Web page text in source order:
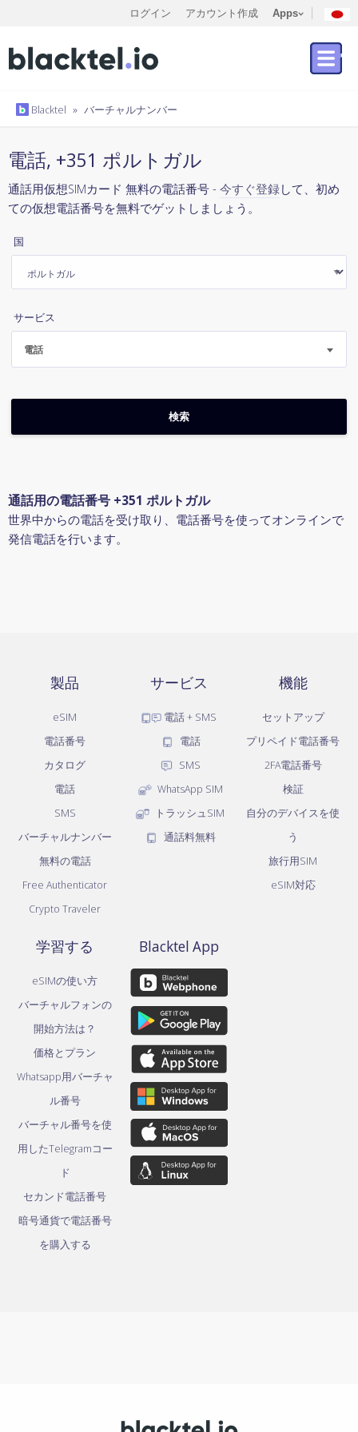
ログイン アカウント作成 Apps
Blacktel » バーチャルナンバー
電話, +351 ポルトガル
通話用仮想SIMカード 無料の電話番号 - 今すぐ登録して、初め
ての仮想電話番号を無料でゲットしましょう。
国
サービス
電話
通話用の電話番号 +351 ポルトガル
世界中からの電話を受け取り、電話番号を使ってオンラインで
発信電話を行います。
製品
eSIM
電話番号
カタログ
電話
SMS
バーチャルナンバー
無料の電話
Free Authenticator
Crypto Traveler
サービス
電話 + SMS
電話
SMS
WhatsApp SIM
トラッシュSIM
通話料無料
機能
セットアップ
プリペイド電話番号
2FA電話番号
検証
自分のデバイスを使
う
旅行用SIM
eSIM対応
学習する
eSIMの使い方
バーチャルフォンの
開始方法は？
価格とプラン
Whatsapp用バーチャ
ル番号
バーチャル番号を使
用したTelegramコー
ド
セカンド電話番号
暗号通貨で電話番号
を購入する
Blacktel App